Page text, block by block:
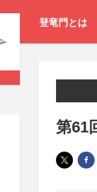
登竜門とは
第61